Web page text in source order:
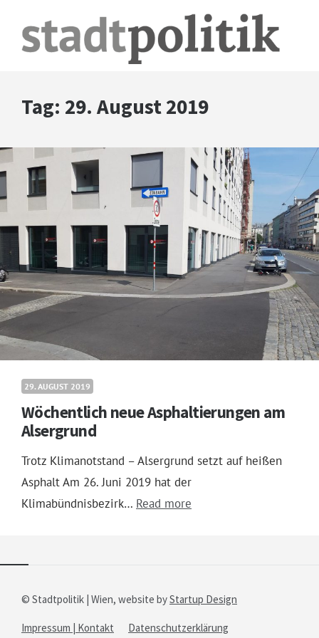
Tag: 29. August 2019
29. AUGUST 2019
Wöchentlich neue Asphaltierungen am
Alsergrund
Trotz Klimanotstand – Alsergrund setzt auf heißen
Asphalt Am 26. Juni 2019 hat der
Klimabündnisbezirk… Read more
© Stadtpolitik | Wien, website byStartup Design
Impressum | Kontakt Datenschutzerklärung